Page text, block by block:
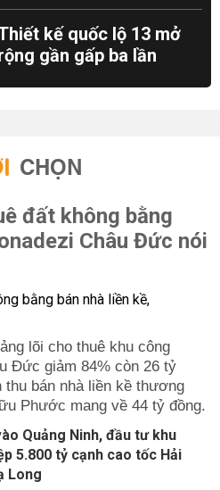
kế quốc lộ 13 mở
gần gấp ba lần
CHỌN
đất không bằng
Châu Đức nói
lõi cho thuê khu công
Đức giảm 84% còn 26 tỷ
thu bán nhà liền kề thương
Phước mang về 44 tỷ đồng.
Quảng Ninh, đầu tư khu
5.800 tỷ cạnh cao tốc Hải
Long